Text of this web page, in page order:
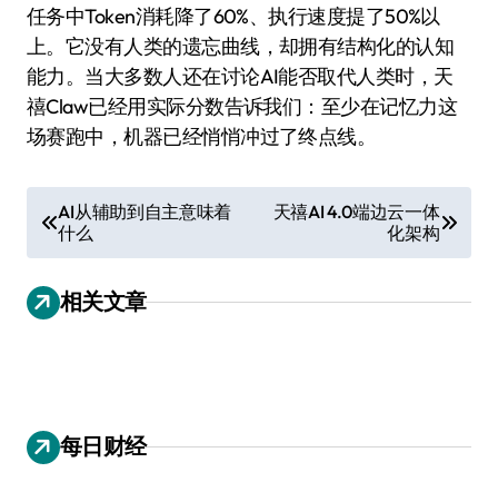
任务中Token消耗降了60%、执行速度提了50%以
上。它没有人类的遗忘曲线，却拥有结构化的认知
能力。当大多数人还在讨论AI能否取代人类时，天
禧Claw已经用实际分数告诉我们：至少在记忆力这
场赛跑中，机器已经悄悄冲过了终点线。
章
导
航
AI从辅助到自主意味着
什么
天禧AI 4.0端边云一体
化架构
相关文章
每日财经